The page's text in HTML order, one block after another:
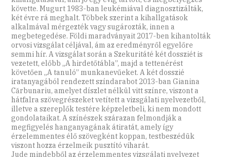
követte. Mugurt 1983-ban leukémiával diagnosztizálták,
két évre rá meghalt. Többek szerint a kihallgatások
alkalmával mérgezték vagy sugározták, innen a
megbetegedése. Földi maradványait 2017-ben kihantolták
orvosi vizsgálat céljával, ám az eredményről egyelőre
semmi hír. A vizsgálat során a Szekuri­táté két dossziét is
vezetett, előbb „A hirdetőtábla”, majd a tettenérést
követően „A tanuló” munkanevűeket. A két dosszié
iratanyagából rendezett színdarabot 2013-ban Gianina
Cărbunariu, amelyet díszlet nélkül vitt színre, viszont a
hátfalra szövegrészeket vetített a vizsgálati nyelvezetből,
illetve a szereplők testére képzeletbeli, ki nem mondott
gondolataikat. A színészek szárazan felmondják a
megfigyelés hanganyagának átiratát, amely így
érzelemmentes élő szövegként koppan, testbeszédük
viszont hozza érzelmeik pusztító viharát.
Jude mindebből az érzelemmentes vizsgálati nyelvezet